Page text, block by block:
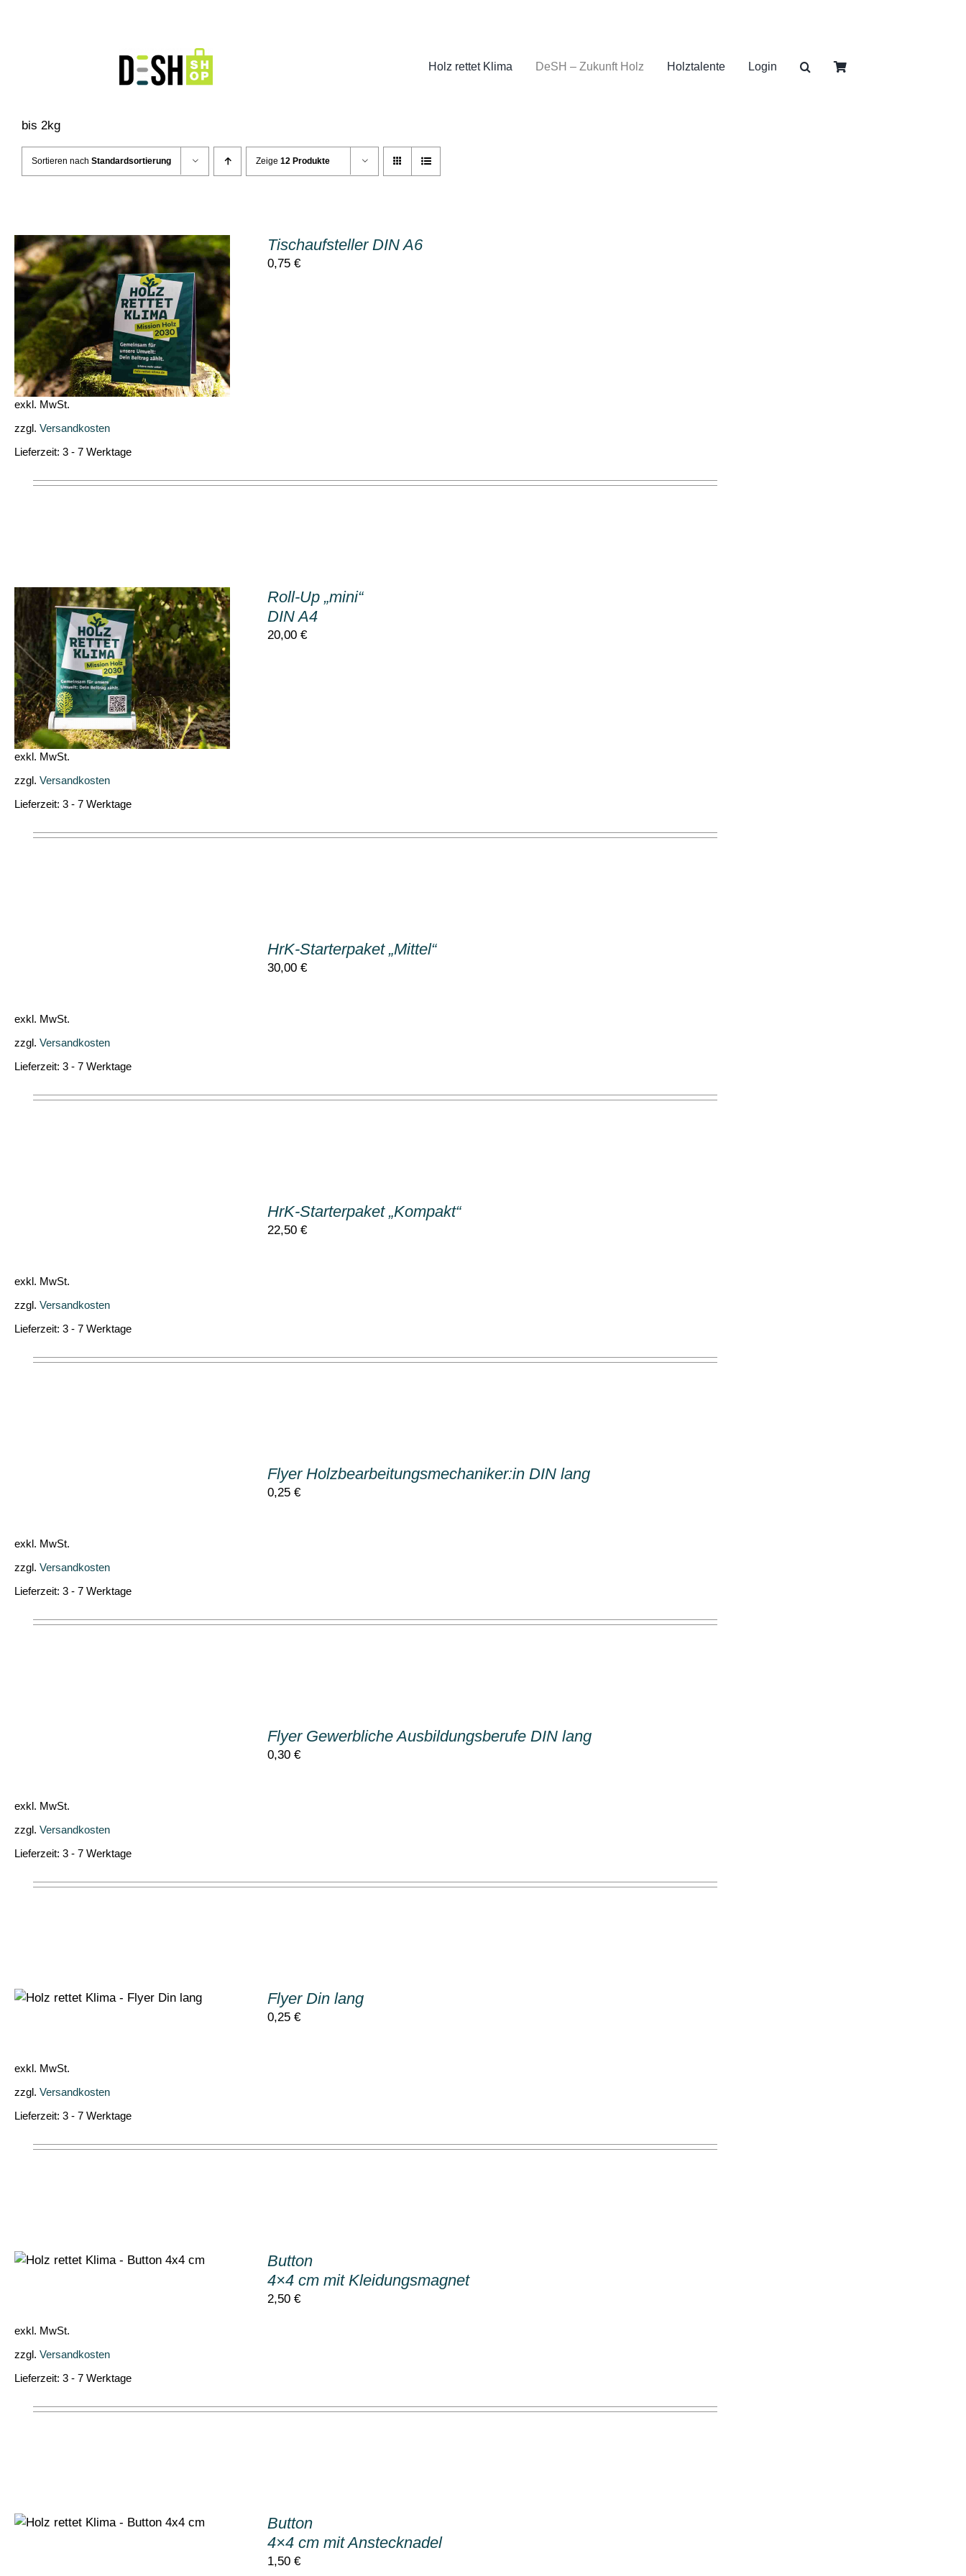
Holz rettet Klima DeSH – Zukunft Holz Holztalente Login
bis 2kg
Sortieren nach Standardsortierung Zeige 12 Produkte
Tischaufsteller DIN A6
0,75€
exkl. MwSt.
zzgl. Versandkosten
Lieferzeit: 3 - 7 Werktage
Roll-Up „mini“
DIN A4
20,00€
exkl. MwSt.
zzgl. Versandkosten
Lieferzeit: 3 - 7 Werktage
HrK-Starterpaket „Mittel“
30,00€
exkl. MwSt.
zzgl. Versandkosten
Lieferzeit: 3 - 7 Werktage
HrK-Starterpaket „Kompakt“
22,50€
exkl. MwSt.
zzgl. Versandkosten
Lieferzeit: 3 - 7 Werktage
Flyer Holzbearbeitungsmechaniker:in DIN lang
0,25€
exkl. MwSt.
zzgl. Versandkosten
Lieferzeit: 3 - 7 Werktage
Flyer Gewerbliche Ausbildungsberufe DIN lang
0,30€
exkl. MwSt.
zzgl. Versandkosten
Lieferzeit: 3 - 7 Werktage
Flyer Din lang
0,25€
exkl. MwSt.
zzgl. Versandkosten
Lieferzeit: 3 - 7 Werktage
Button
4×4 cm mit Kleidungsmagnet
2,50€
exkl. MwSt.
zzgl. Versandkosten
Lieferzeit: 3 - 7 Werktage
Button
4×4 cm mit Anstecknadel
1,50€